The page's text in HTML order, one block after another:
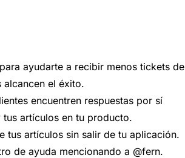
ayudarte a recibir menos tickets de
alcancen el éxito.
encuentren respuestas por sí
artículos en tu producto.
tus artículos sin salir de tu aplicación.
de ayuda mencionando a @fern.